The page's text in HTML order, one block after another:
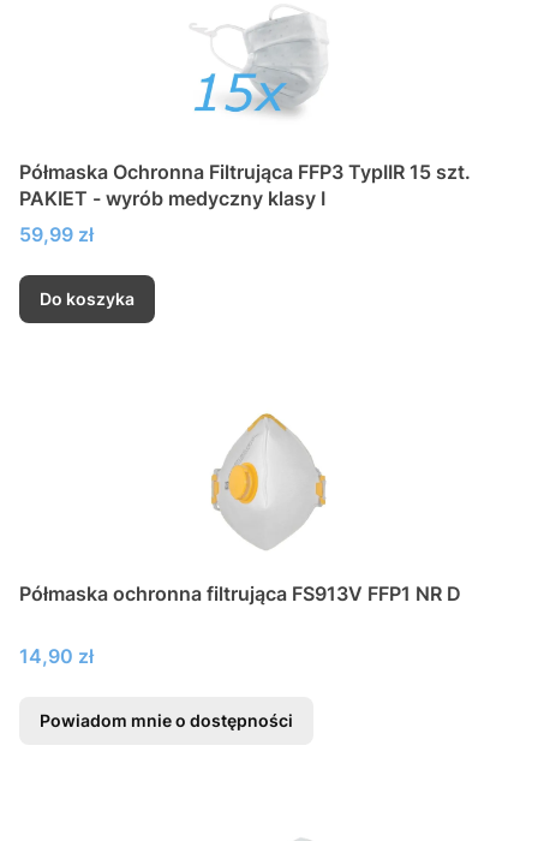
Półmaska Ochronna Filtrująca FFP3 TypIIR 15 szt.
PAKIET - wyrób medyczny klasy I
Cena
59,99 zł
Do koszyka
Półmaska ochronna filtrująca FS913V FFP1 NR D
Cena
14,90 zł
Powiadom mnie o dostępności